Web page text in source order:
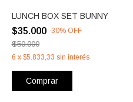
LUNCH BOX SET BUNNY
$35.000 -30% OFF
$50.000
6 x $5.833,33 sin interés
Comprar